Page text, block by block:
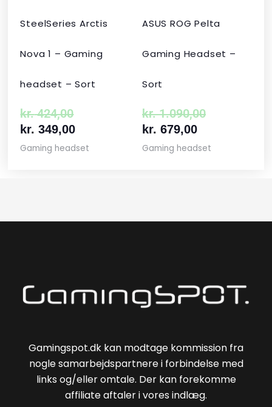
SteelSeries Arctis
Nova 1 – Gaming
headset – Sort
kr.424,00
kr. 349,00
Gaming headset
ASUS ROG Pelta
Gaming Headset –
Sort
kr.1.090,00
kr. 679,00
Gaming headset
Gamingspot.dk kan modtage kommission fra
nogle samarbejdspartnere i forbindelse med
links og/eller omtale. Der kan forekomme
affiliate aftaler i vores indlæg.